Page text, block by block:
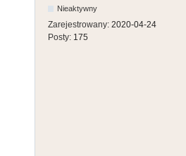
Nieaktywny
Zarejestrowany: 2020-04-24
Posty: 175